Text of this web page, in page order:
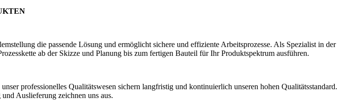
die passende Lösung und ermöglicht sichere und effiziente Arbeitsprozesse. Als Spezialist in der
ab der Skizze und Planung bis zum fertigen Bauteil für Ihr Produktspektrum ausführen.
professionelles Qualitätswesen sichern langfristig und kontinuierlich unseren hohen Qualitätsstandard.
Auslieferung zeichnen uns aus.